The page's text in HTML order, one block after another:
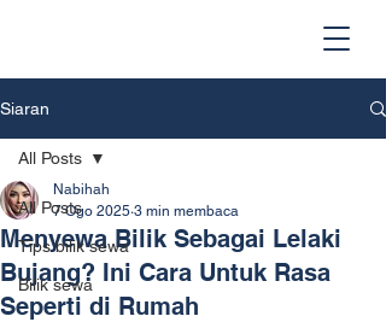
Siaran
All Posts
Tips bilik sewa
Bilik sewa
All Posts
Menyewa Bilik Sebagai Lelaki
Bujang? Ini Cara Untuk Rasa
Seperti di Rumah
Nabihah
7 Ogo 2025 3 min membaca